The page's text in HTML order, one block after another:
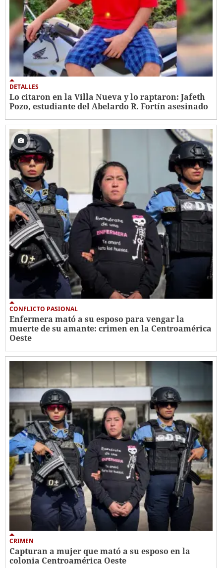
DETALLES
Lo citaron en la Villa Nueva y lo raptaron: Jafeth
Pozo, estudiante del Abelardo R. Fortín asesinado
CONFLICTO PASIONAL
Enfermera mató a su esposo para vengar la
muerte de su amante: crimen en la Centroamérica
Oeste
CRIMEN
Capturan a mujer que mató a su esposo en la
colonia Centroamérica Oeste